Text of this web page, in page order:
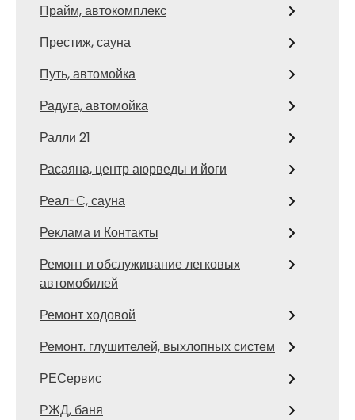
Прайм, автокомплекс
Престиж, сауна
Путь, автомойка
Радуга, автомойка
Ралли 21
Расаяна, центр аюрведы и йоги
Реал-С, сауна
Реклама и Контакты
Ремонт и обслуживание легковых
автомобилей
Ремонт ходовой
Ремонт. глушителей, выхлопных систем
РЕСервис
РЖД, баня